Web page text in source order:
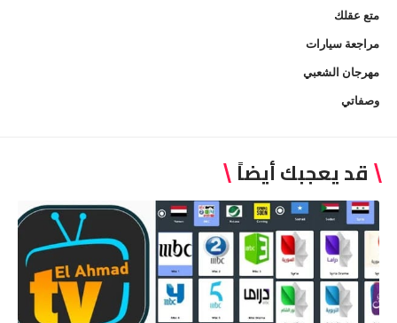
متع عقلك
مراجعة سيارات
مهرجان الشعبي
وصفاتي
قد يعجبك أيضاً